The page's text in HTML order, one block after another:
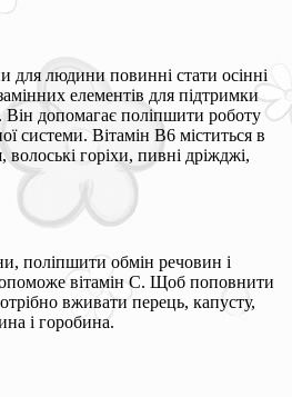
для людини повинні стати осінні
елементів для підтримки
Він допомагає поліпшити роботу
системи. Вітамін В6 міститься в
горіхи, пивні дріжджі,
поліпшити обмін речовин і
вітамін С. Щоб поповнити
вживати перець, капусту,
і горобина.